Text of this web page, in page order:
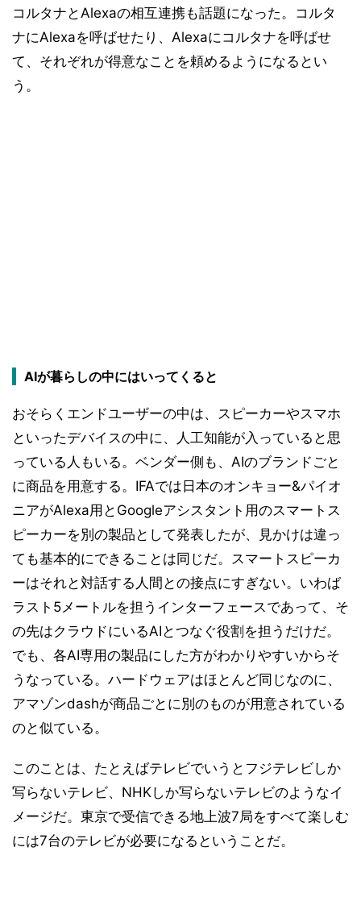
コルタナとAlexaの相互連携も話題になった。コルタ
ナにAlexaを呼ばせたり、Alexaにコルタナを呼ばせ
て、それぞれが得意なことを頼めるようになるとい
う。
AIが暮らしの中にはいってくると
おそらくエンドユーザーの中は、スピーカーやスマホ
といったデバイスの中に、人工知能が入っていると思
っている人もいる。ベンダー側も、AIのブランドごと
に商品を用意する。IFAでは日本のオンキョー&パイオ
ニアがAlexa用とGoogleアシスタント用のスマートス
ピーカーを別の製品として発表したが、見かけは違っ
ても基本的にできることは同じだ。スマートスピーカ
ーはそれと対話する人間との接点にすぎない。いわば
ラスト5メートルを担うインターフェースであって、そ
の先はクラウドにいるAIとつなぐ役割を担うだけだ。
でも、各AI専用の製品にした方がわかりやすいからそ
うなっている。ハードウェアはほとんど同じなのに、
アマゾンdashが商品ごとに別のものが用意されている
のと似ている。
このことは、たとえばテレビでいうとフジテレビしか
写らないテレビ、NHKしか写らないテレビのようなイ
メージだ。東京で受信できる地上波7局をすべて楽しむ
には7台のテレビが必要になるということだ。